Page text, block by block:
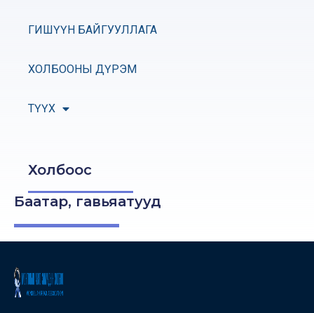
ГИШҮҮН БАЙГУУЛЛАГА
ХОЛБООНЫ ДҮРЭМ
ТҮҮХ
Холбоос
Баатар, гавьяатууд